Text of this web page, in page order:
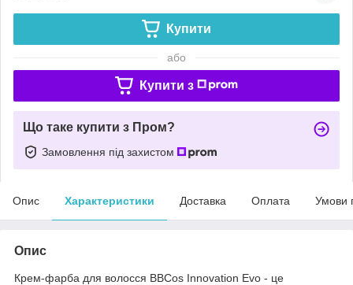
Купити
або
Купити з
Що таке купити з Пром?
Замовлення під захистом
Опис Характеристики Доставка Оплата Умови
Опис
Крем-фарба для волосся BBCos Innovation Evo - це